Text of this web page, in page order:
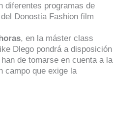
diferentes programas de
Donostia Fashion film
, en la máster class
Dlego pondrá a disposición
de tomarse en cuenta a la
campo que exige la